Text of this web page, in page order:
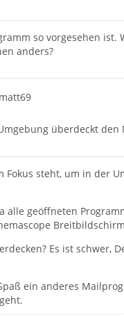
so vorgesehen ist.
anders?
überdeckt den
Fokus steht, um in der
alle geöffneten
Es ist schwer,
ein anderes